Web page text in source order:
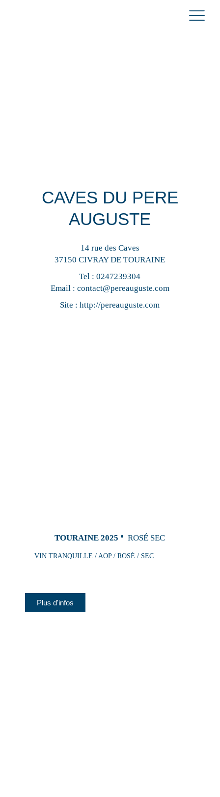
CAVES DU PERE
AUGUSTE
14 rue des Caves
37150 CIVRAY DE TOURAINE
Tel :0247239304
Email : contact@pereauguste.com
Site :http://pereauguste.com
TOURAINE 2025 ROSÉ SEC
VIN TRANQUILLE / AOP / ROSÉ / SEC
Plus d'infos